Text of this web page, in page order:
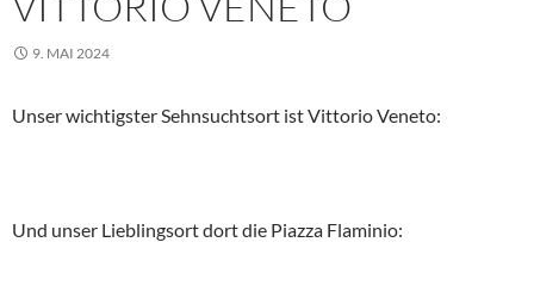
9. MAI 2024
Unser wichtigster Sehnsuchtsort ist Vittorio Veneto:
Und unser Lieblingsort dort die Piazza Flaminio: